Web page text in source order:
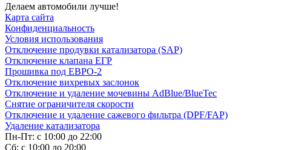
Делаем автомобили лучше!
Карта сайта
Конфиденциальность
Условия использования
Отключение продувки катализатора (SAP)
Отключение клапана ЕГР
Прошивка под ЕВРО-2
Отключение вихревых заслонок
Отключение и удаление мочевины AdBlue/BlueTec
Снятие ограничителя скорости
Отключение и удаление сажевого фильтра (DPF/FAP)
Удаление катализатора
Пн-Пт: с 10:00 до 22:00
Сб: с 10:00 до 20:00